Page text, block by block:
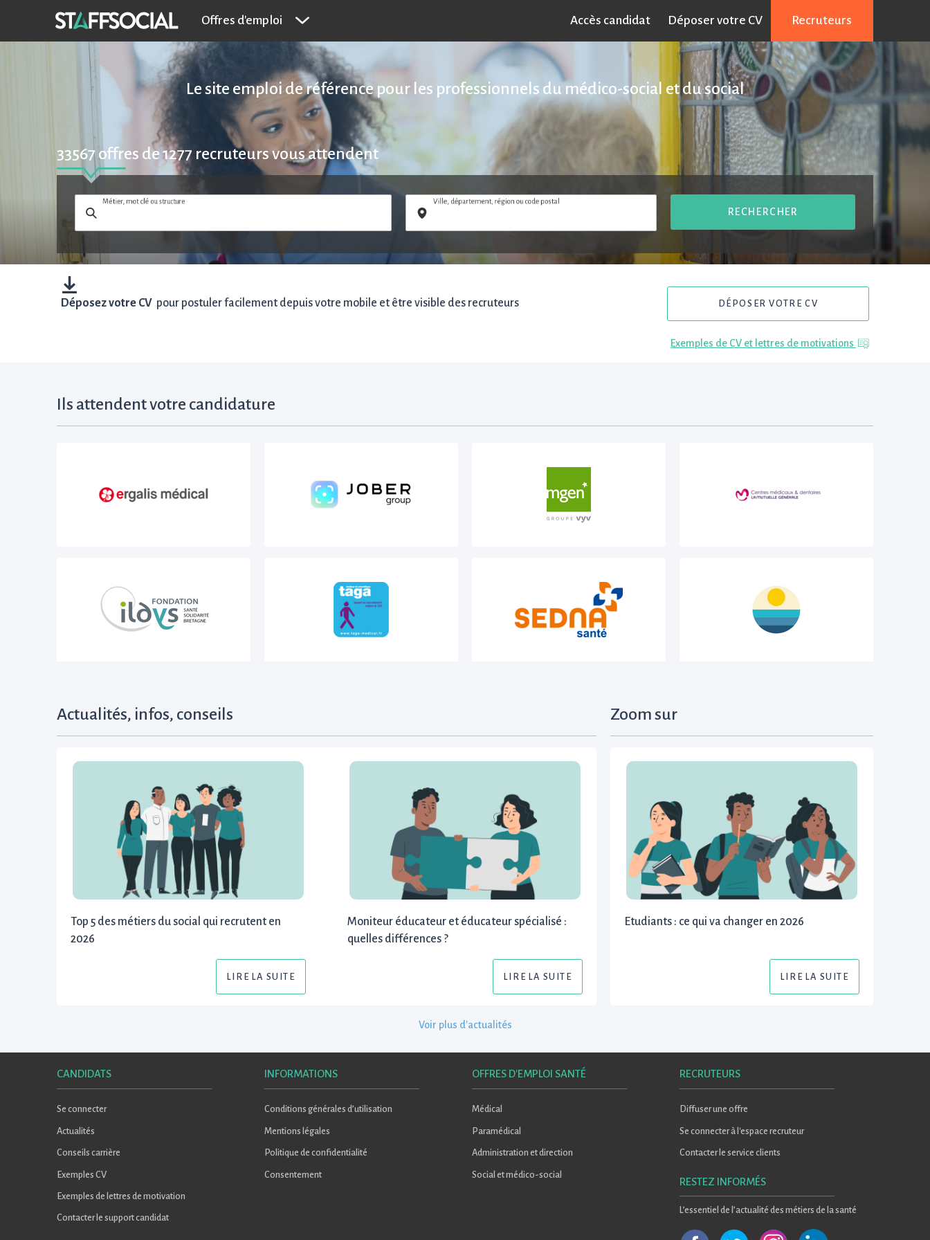
Offres d'emploi Accès candidat Déposer votre CV Recruteurs
Le site emploi de référence pour les professionnels du médico-social et du social
33567 offres de1277 recruteurs vous attendent
Métier, mot clé ou structure Ville, département, région ou code postal
RECHERCHER
Déposez votre CV pour postuler facilement depuis votre mobile et être visible des recruteurs DÉPOSER VOTRE CV
Exemples de CV et lettres de motivations
Ils attendent votre candidature
Actualités, infos, conseils
Top 5 des métiers du social qui recrutent en
2026
LIRE LA SUITE
Moniteur éducateur et éducateur spécialisé :
quelles différences ?
LIRE LA SUITE
Zoom sur
Etudiants : ce qui va changer en 2026
LIRE LA SUITE
Voir plus d'actualités
CANDIDATS
Se connecter
Actualités
Conseils carrière
Exemples CV
Exemples de lettres de motivation
Contacter le support candidat
INFORMATIONS
Conditions générales d’utilisation
Mentions légales
Politique de confidentialité
Consentement
OFFRES D'EMPLOI SANTÉ
Médical
Paramédical
Administration et direction
Social et médico-social
RECRUTEURS
Diffuser une offre
Se connecter à l'espace recruteur
Contacter le service clients
RESTEZ INFORMÉS
L’essentiel de l’actualité des métiers de la santé